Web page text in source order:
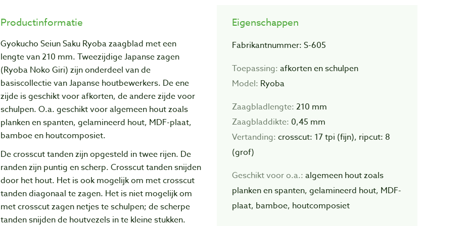
Productinformatie
Gyokucho Seiun Saku Ryoba zaagblad met een
lengte van 210 mm. Tweezijdige Japanse zagen
(Ryoba Noko Giri) zijn onderdeel van de
basiscollectie van Japanse houtbewerkers. De ene
zijde is geschikt voor afkorten, de andere zijde voor
schulpen. O.a. geschikt voor algemeen hout zoals
planken en spanten, gelamineerd hout, MDF-plaat,
bamboe en houtcomposiet.
De crosscut tanden zijn opgesteld in twee rijen. De
randen zijn puntig en scherp. Crosscut tanden snijden
door het hout. Het is ook mogelijk om met crosscut
tanden diagonaal te zagen. Het is niet mogelijk om
met crosscut zagen netjes te schulpen; de scherpe
tanden snijden de houtvezels in te kleine stukken.
Eigenschappen
Fabrikantnummer: S-605
Toepassing: afkorten en schulpen
Model: Ryoba
Zaagbladlengte: 210 mm
Zaagbladdikte: 0,45 mm
Vertanding: crosscut: 17 tpi (fijn), ripcut: 8
(grof)
Geschikt voor o.a.: algemeen hout zoals
planken en spanten, gelamineerd hout, MDF-
plaat, bamboe, houtcomposiet